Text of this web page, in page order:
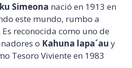
Simeona nació en 1913 en
este mundo, rumbo a
reconocida como uno de
o Kahuna lapa´au y
Tesoro Viviente en 1983